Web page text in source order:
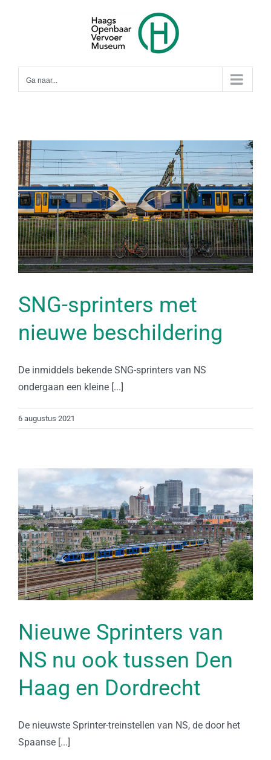
Ga naar...
SNG-sprinters met
nieuwe beschildering
De inmiddels bekende SNG-sprinters van NS
ondergaan een kleine [...]
6 augustus 2021
Nieuwe Sprinters van
NS nu ook tussen Den
Haag en Dordrecht
De nieuwste Sprinter-treinstellen van NS, de door het
Spaanse [...]